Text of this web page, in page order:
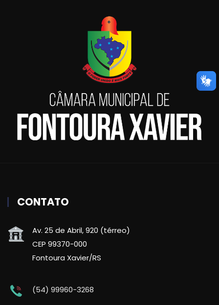
CONTATO
Av. 25 de Abril, 920 (térreo)
CEP 99370-000
Fontoura Xavier/RS
(54) 99960-3268